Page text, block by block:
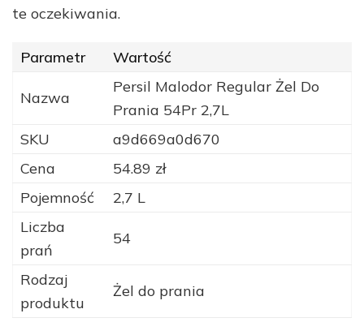
te oczekiwania.
Parametr Wartość
Nazwa
Persil Malodor Regular Żel Do
Prania 54Pr 2,7L
SKU
a9d669a0d670
Cena
54.89 zł
Pojemność
2,7 L
Liczba
prań
54
Rodzaj
produktu
Żel do prania